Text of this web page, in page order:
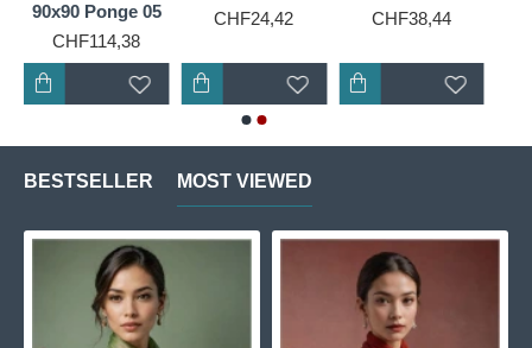
90x90 Ponge 05
CHF114,38
CHF24,42
CHF38,44
BESTSELLER MOST VIEWED